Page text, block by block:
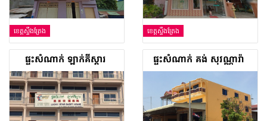
ខេត្តស្ទឹងត្រែង ខេត្តស្ទឹងត្រែង
ផ្ទះសំណាក់ ឡាក់គីស្តារ ផ្ទះសំណាក់ គង់ សុវណ្ណារ៉ា